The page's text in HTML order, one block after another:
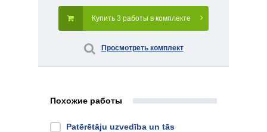
Купить 3 работы в комплекте
Просмотреть комплект
Похожие работы
Patērētāju uzvedība un tās